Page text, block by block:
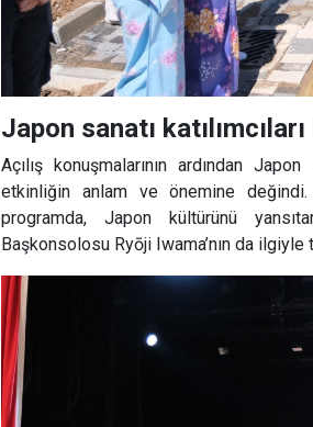
Japon sanatı
Açılış konuşmalarının ardından
etkinliğin anlam ve önemine
programda, Japon kültürünü
Başkonsolosu Ryōji Iwama’nın da